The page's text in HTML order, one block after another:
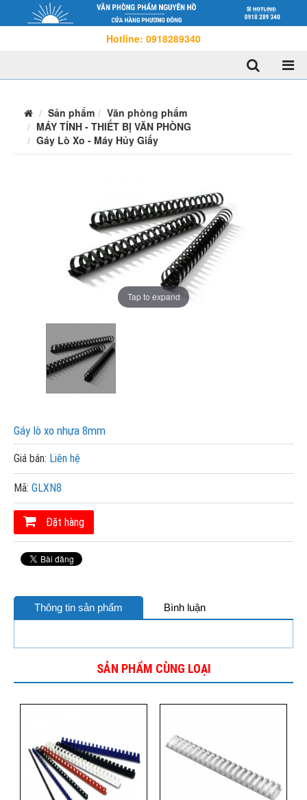
Hotline: 0918289340
Sản phẩm
Văn phòng phẩm
MÁY TÍNH - THIẾT BỊ VĂN PHÒNG
Gáy Lò Xo - Máy Hủy Giấy
Tap to expand
Gáy lò xo nhựa 8mm
Giá bán: Liên hệ
Mã: GLXN8
Đặt hàng
Thông tin sản phẩm Bình luận
SẢN PHẨM CÙNG LOẠI